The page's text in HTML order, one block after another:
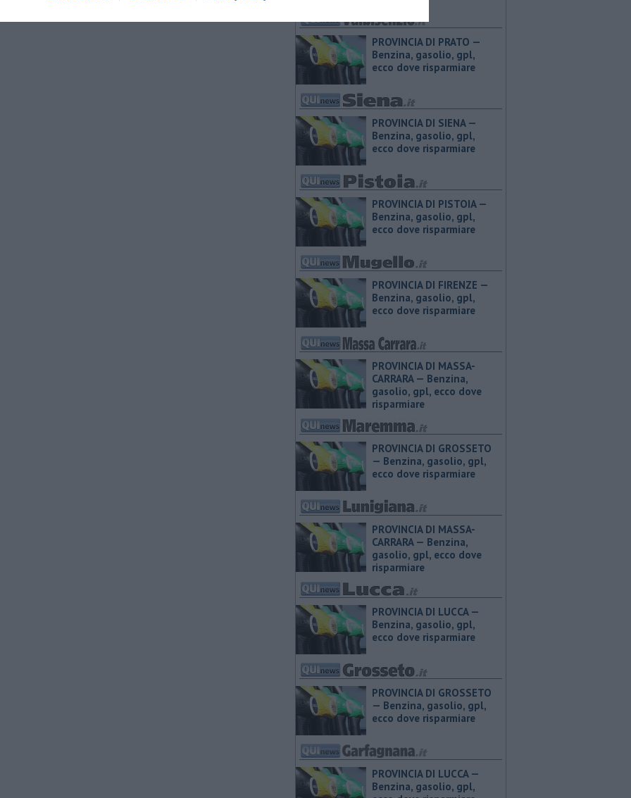
PROVINCIA DI PRATO — ​
Benzina, gasolio, gpl,
ecco dove risparmiare
PROVINCIA DI SIENA — ​
Benzina, gasolio, gpl,
ecco dove risparmiare
PROVINCIA DI PISTOIA — ​
Benzina, gasolio, gpl,
ecco dove risparmiare
PROVINCIA DI FIRENZE — ​
Benzina, gasolio, gpl,
ecco dove risparmiare
PROVINCIA DI MASSA-
CARRARA — ​Benzina,
gasolio, gpl, ecco dove
risparmiare
PROVINCIA DI GROSSETO
— ​Benzina, gasolio, gpl,
ecco dove risparmiare
PROVINCIA DI MASSA-
CARRARA — ​Benzina,
gasolio, gpl, ecco dove
risparmiare
PROVINCIA DI LUCCA — ​
Benzina, gasolio, gpl,
ecco dove risparmiare
PROVINCIA DI GROSSETO
— ​Benzina, gasolio, gpl,
ecco dove risparmiare
PROVINCIA DI LUCCA — ​
Benzina, gasolio, gpl,